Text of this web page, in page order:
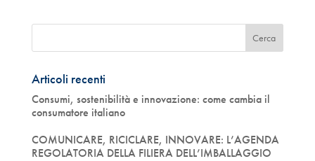
Articoli recenti
Consumi, sostenibilità e innovazione: come cambia il
consumatore italiano
COMUNICARE, RICICLARE, INNOVARE: L’AGENDA
REGOLATORIA DELLA FILIERA DELL’IMBALLAGGIO